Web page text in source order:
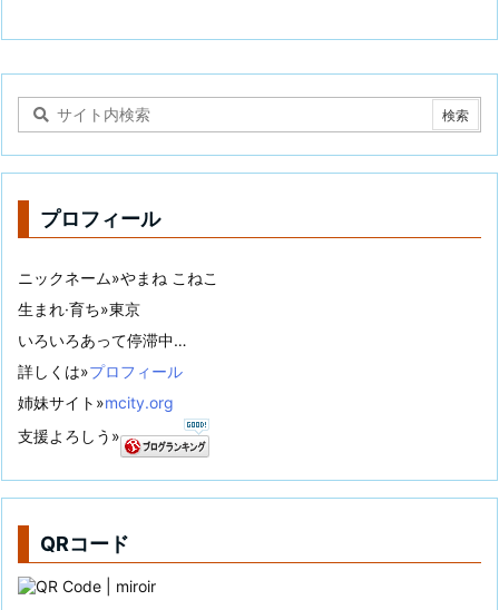
プロフィール
ニックネーム»やまね こねこ
生まれ·育ち»東京
いろいろあって停滞中…
詳しくは»プロフィール
姉妹サイト»mcity.org
支援よろしう»
QRコード